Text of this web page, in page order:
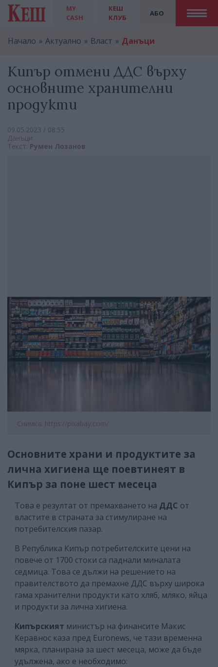
MY
CASH
АБО
КЕШ
КЛУБ
Начало Актуално Власт Данъци
Кипър отмени ДДС върху
основните хранителни
продукти
09.05.2023 / 08:55
Данъци
Текст: Румен Лозанов
Снимка: https://pixabay.com/
Основните храни и продуктите за
лична хигиена ще поевтинеят в
Кипър за поне шест месеца
Това е резултат от премахването на ДДС от
властите в страната за стимулиране на
потребителския пазар.
В Република Кипър потребителските цени на
повече от 1700 стоки са паднали миналата
седмица. Това се дължи на решението на
правителството да премахне ДДС върху широка
гама хранителни продукти като хляб, мляко, яйца
и продукти за лична хигиена.
Кипърският министър на финансите Макис
Керавнос каза пред Еuronews, че тази временна
мярка, планирана за шест месеца, може да бъде
удължена, ако е необходимо: